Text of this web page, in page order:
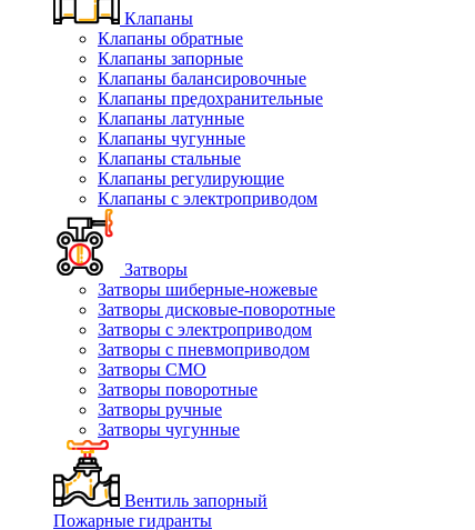
Клапаны
Клапаны обратные
Клапаны запорные
Клапаны балансировочные
Клапаны предохранительные
Клапаны латунные
Клапаны чугунные
Клапаны стальные
Клапаны регулирующие
Клапаны с электроприводом
Затворы
Затворы шиберные-ножевые
Затворы дисковые-поворотные
Затворы с электроприводом
Затворы с пневмоприводом
Затворы СМО
Затворы поворотные
Затворы ручные
Затворы чугунные
Вентиль запорный
Пожарные гидранты